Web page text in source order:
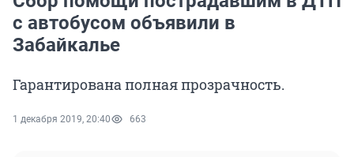
с автобусом объявили в
Забайкалье
Гарантирована полная прозрачность.
1 декабря 2019, 20:40 663